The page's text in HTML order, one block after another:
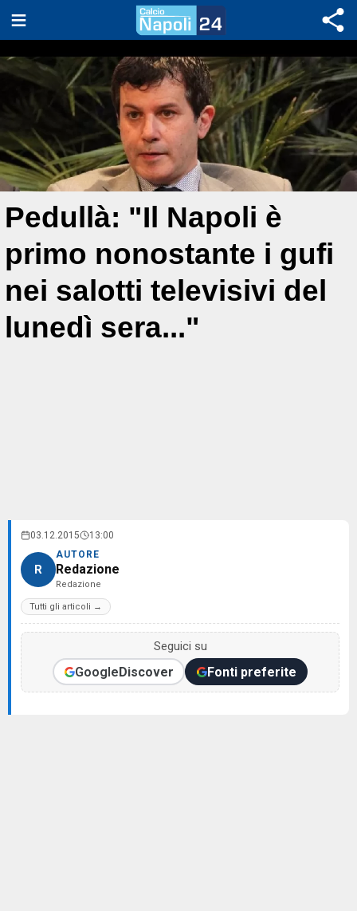
Pedullà: "Il Napoli è
primo nonostante i gufi
nei salotti televisivi del
lunedì sera..."
03.12.2015 13:00
R
AUTORE
Redazione
Redazione
Tutti gli articoli →
Seguici su
GoogleDiscover Fonti preferite